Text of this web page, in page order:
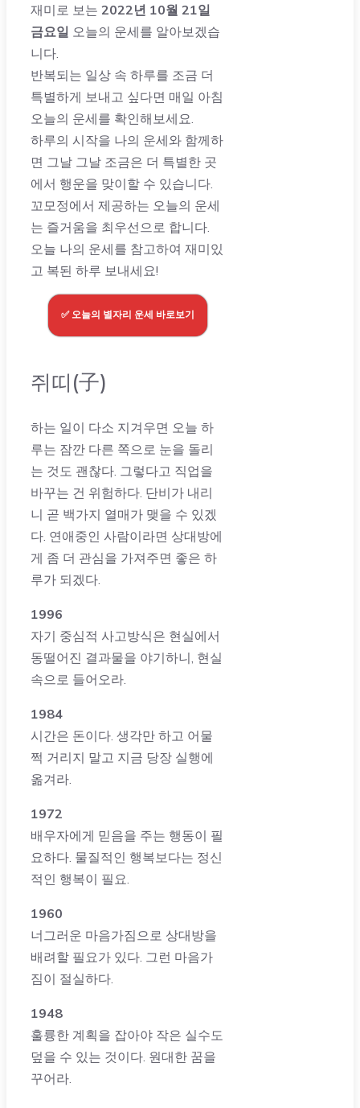
재미로 보는 2022년 10월 21일
금요일 오늘의 운세를 알아보겠습
니다.
반복되는 일상 속 하루를 조금 더
특별하게 보내고 싶다면 매일 아침
오늘의 운세를 확인해보세요.
하루의 시작을 나의 운세와 함께하
면 그날 그날 조금은 더 특별한 곳
에서 행운을 맞이할 수 있습니다.
꼬모정에서 제공하는 오늘의 운세
는 즐거움을 최우선으로 합니다.
오늘 나의 운세를 참고하여 재미있
고 복된 하루 보내세요!
✅ 오늘의 별자리 운세 바로보기
쥐띠(子)
하는 일이 다소 지겨우면 오늘 하
루는 잠깐 다른 쪽으로 눈을 돌리
는 것도 괜찮다. 그렇다고 직업을
바꾸는 건 위험하다. 단비가 내리
니 곧 백가지 열매가 맺을 수 있겠
다. 연애중인 사람이라면 상대방에
게 좀 더 관심을 가져주면 좋은 하
루가 되겠다.
1996
자기 중심적 사고방식은 현실에서
동떨어진 결과물을 야기하니, 현실
속으로 들어오라.
1984
시간은 돈이다. 생각만 하고 어물
쩍 거리지 말고 지금 당장 실행에
옮겨라.
1972
배우자에게 믿음을 주는 행동이 필
요하다. 물질적인 행복보다는 정신
적인 행복이 필요.
1960
너그러운 마음가짐으로 상대방을
배려할 필요가 있다. 그런 마음가
짐이 절실하다.
1948
훌륭한 계획을 잡아야 작은 실수도
덮을 수 있는 것이다. 원대한 꿈을
꾸어라.